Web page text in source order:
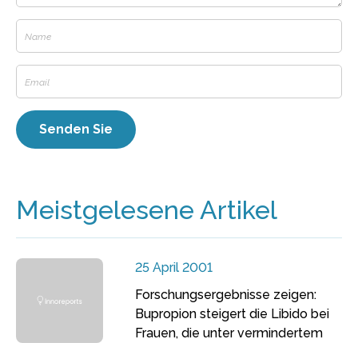
Meistgelesene Artikel
25 April 2001
Forschungsergebnisse zeigen:
Bupropion steigert die Libido bei
Frauen, die unter vermindertem